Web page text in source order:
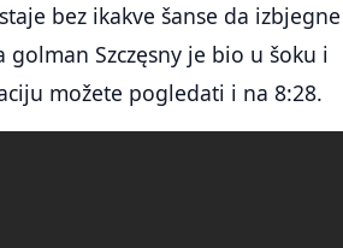
bez ikakve šanse da izbjegne
Szczęsny je bio u šoku i
možete pogledati i na 8:28.